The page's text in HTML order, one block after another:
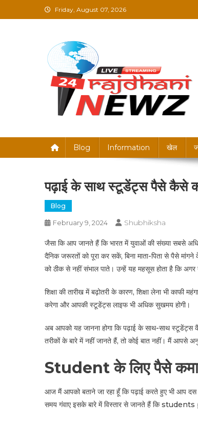
to
Friday, August 07, 2026
Blog Information खेल
पढ़ाई के साथ स्टूडेंट्स पैसे कैसे
Blog
February 9, 2024 Shubhiksha
जैसा कि आप जानते हैं कि भारत में युवाओं की संख्या सबसे
दैनिक जरूरतों को पूरा कर सकें, बिना माता-पिता से पैसे
को ठीक से नहीं संभाल पाते। उन्हें यह महसूस होता है कि अगर
शिक्षा की तारीख में बढ़ोतरी के कारण, शिक्षा लेना भी
करेगा और आपकी स्टूडेंट्स लाइफ भी अधिक सुखमय होगी।
अब आपको यह जानना होगा कि पढ़ाई के साथ-साथ
तरीकों के बारे में नहीं जानते हैं, तो कोई बात नहीं। मैं आपसे
Student के लिए पैसे
आज मैं आपको बताने जा रहा हूँ कि पढ़ाई करते हुए भी आप
समय गंवाए इसके बारे में विस्तार से जानते हैं कि